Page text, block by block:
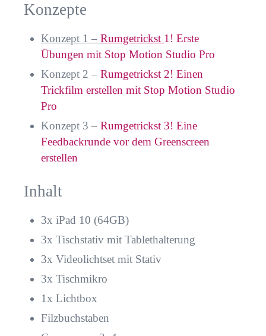
Konzepte
Konzept 1 – Rumgetrickst 1! Erste
Übungen mit Stop Motion Studio Pro
Konzept 2 – Rumgetrickst 2! Einen
Trickfilm erstellen mit Stop Motion Studio
Pro
Konzept 3 – Rumgetrickst 3! Eine
Feedbackrunde vor dem Greenscreen
erstellen
Inhalt
3x iPad 10 (64GB)
3x Tischstativ mit Tablethalterung
3x Videolichtset mit Stativ
3x Tischmikro
1x Lichtbox
Filzbuchstaben